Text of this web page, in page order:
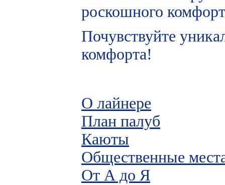
роскошного
Почувствуйте
комфорта!
О лайнере
План палуб
Каюты
Общественные
От А до Я